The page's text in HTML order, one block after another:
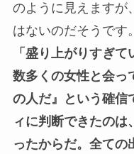
のように見えますが
はないのだそうです。
「盛り上がりすぎ
数多くの女性と会っ
の人だ』という確信
ィに判断できたのは
ったからだ。全ての